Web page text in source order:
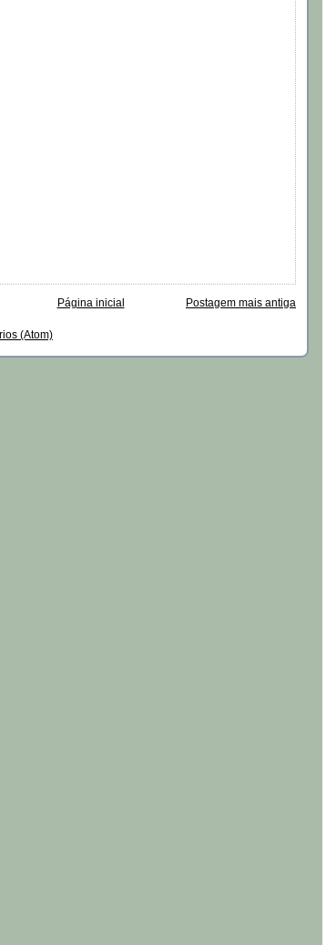
Postagem mais antiga
Página inicial
(Atom)